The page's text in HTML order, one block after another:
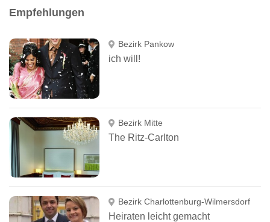
Empfehlungen
Bezirk Pankow
ich will!
Bezirk Mitte
The Ritz-Carlton
Bezirk Charlottenburg-Wilmersdorf
Heiraten leicht gemacht